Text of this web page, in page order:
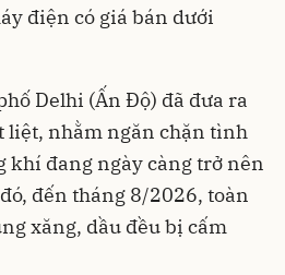
điện có giá bán dưới
Delhi (Ấn Độ) đã đưa ra
liệt, nhằm ngăn chặn tình
khí đang ngày càng trở nên
đến tháng 8/2026, toàn
xăng, dầu đều bị cấm